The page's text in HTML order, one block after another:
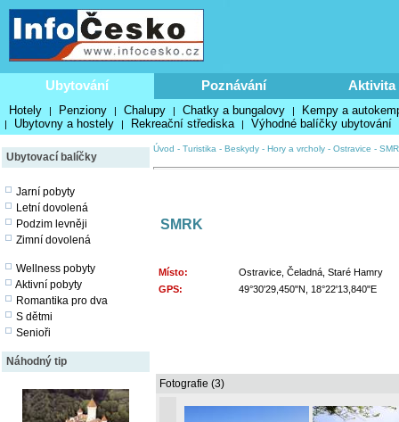
Ubytování Poznávání Aktivita
Hotely | Penziony | Chalupy | Chatky a bungalovy | Kempy a
| Ubytovny a hostely | Rekreační střediska | Výhodné balíčky ubytování
Ubytovací balíčky
Jarní pobyty
Letní dovolená
Podzim levněji
Zimní dovolená
Wellness pobyty
Aktivní pobyty
Romantika pro dva
S dětmi
Senioři
Náhodný tip
Úvod - Turistika - Beskydy - Hory a vrcholy - Ostravice -
SMRK
Místo:
Ostravice, Čeladná, Staré Hamry
GPS:
49°30'29,450"N, 18°22'13,840"E
Fotografie (3)